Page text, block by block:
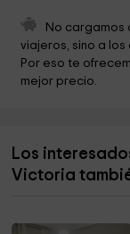
Parroquia Santa
Ermita de la Virgen
No cargamos
viajeros, sino a los
Por eso te
mejor precio.
Los
Victoria